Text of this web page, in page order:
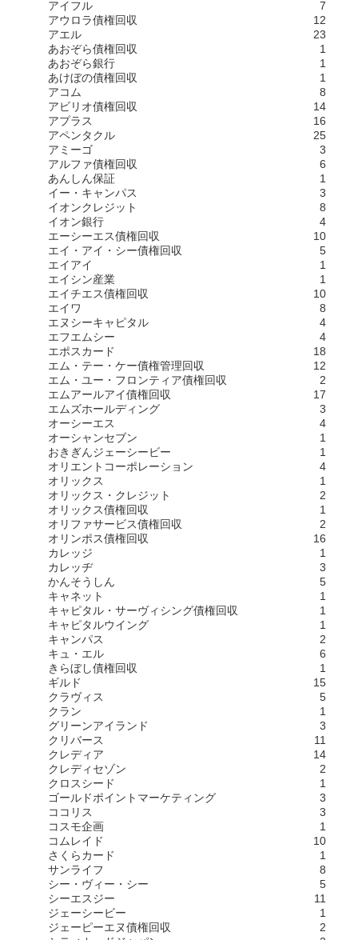
アイフル
7
アウロラ債権回収
12
アエル
23
あおぞら債権回収
1
あおぞら銀行
1
あけぼの債権回収
1
アコム
8
アビリオ債権回収
14
アプラス
16
アペンタクル
25
アミーゴ
3
アルファ債権回収
6
あんしん保証
1
イー・キャンパス
3
イオンクレジット
8
イオン銀行
4
エーシーエス債権回収
10
エイ・アイ・シー債権回収
5
エイアイ
1
エイシン産業
1
エイチエス債権回収
10
エイワ
8
エヌシーキャピタル
4
エフエムシー
4
エポスカード
18
エム・テー・ケー債権管理回収
12
エム・ユー・フロンティア債権回収
2
エムアールアイ債権回収
17
エムズホールディング
3
オーシーエス
4
オーシャンセブン
1
おきぎんジェーシービー
1
オリエントコーポレーション
4
オリックス
1
オリックス・クレジット
2
オリックス債権回収
1
オリファサービス債権回収
2
オリンポス債権回収
16
カレッジ
1
カレッヂ
3
かんそうしん
5
キャネット
1
キャピタル・サーヴィシング債権回収
1
キャピタルウイング
1
キャンパス
2
キュ・エル
6
きらぼし債権回収
1
ギルド
15
クラヴィス
5
クラン
1
グリーンアイランド
3
クリバース
11
クレディア
14
クレディセゾン
2
クロスシード
1
ゴールドポイントマーケティング
3
ココリス
3
コスモ企画
1
コムレイド
10
さくらカード
1
サンライフ
8
シー・ヴィー・シー
5
シーエスジー
11
ジェーシービー
1
ジェーピーエヌ債権回収
2